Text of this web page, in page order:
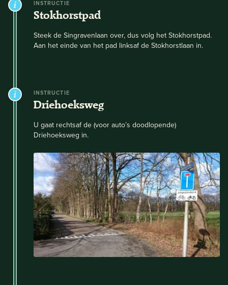
INSTRUCTIE
Stokhorstpad
Steek de Singravenlaan over, dus volg het Stokhorstpad.
Aan het einde van het pad linksaf de Stokhorstlaan in.
INSTRUCTIE
Driehoeksweg
U gaat rechtsaf de (voor auto’s doodlopende)
Driehoeksweg in.